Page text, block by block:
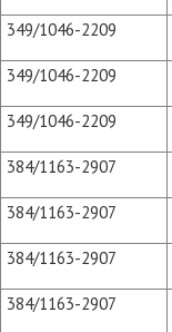
349/1046-2209
349/1046-2209
349/1046-2209
384/1163-2907
384/1163-2907
384/1163-2907
384/1163-2907